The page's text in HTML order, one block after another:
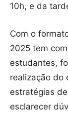
10h, e da
Com o
2025 tem
estudantes,
realização do
estratégias
esclarecer